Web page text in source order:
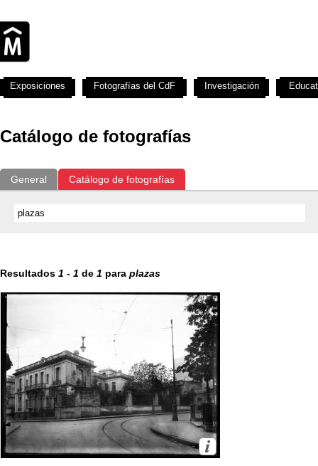
Catálogo de fotografías
General Catálogo de fotografías
Resultados 1 - 1 de 1 para plazas
Exposiciones Fotografías del CdF Investigación